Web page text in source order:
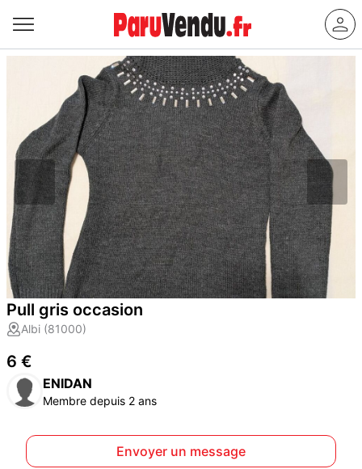
Pull gris occasion
Albi (81000)
6 €
ENIDAN
Membre depuis 2 ans
Envoyer un message